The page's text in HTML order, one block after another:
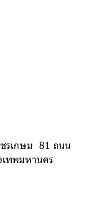
รเกษม 81 ถนน
ทพมหานคร